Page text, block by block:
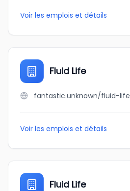
Voir les emplois et détails
Fluid Life
fantastic.unknown/fluid-life
Voir les emplois et détails
Fluid Life